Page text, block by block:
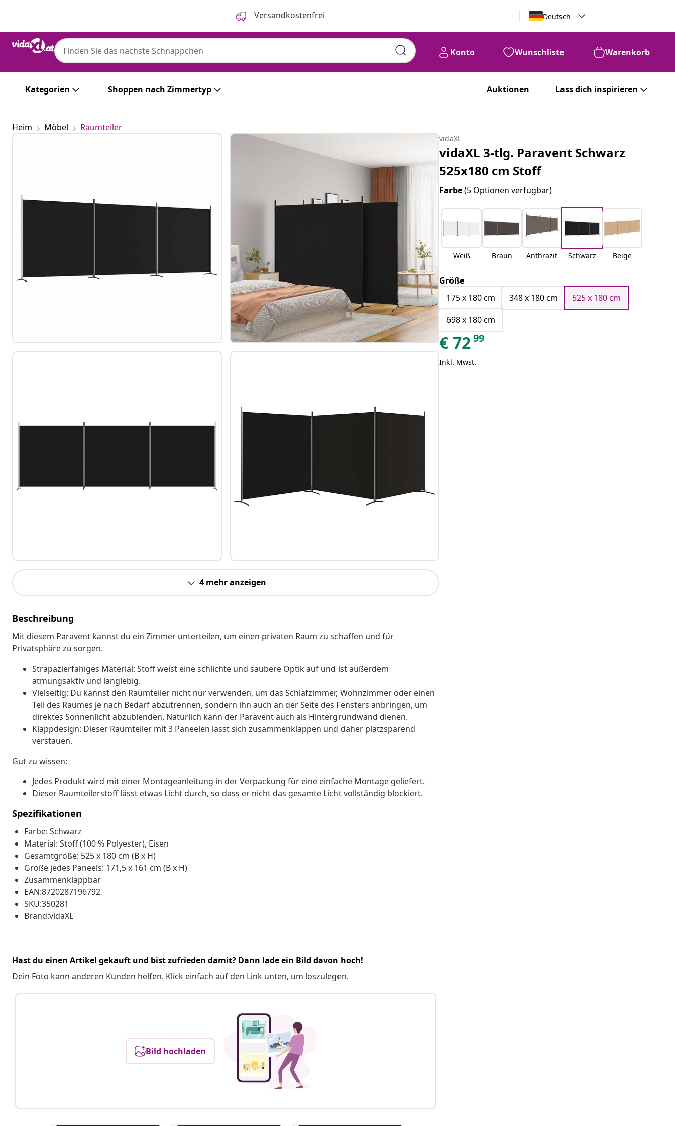
Versandkostenfrei Deutsch
Konto Wunschliste Warenkorb
Kategorien Shoppen nach Zimmertyp Auktionen Lass dich inspirieren
Heim Möbel Raumteiler
4 mehr anzeigen
Beschreibung
Mit diesem Paravent kannst du ein Zimmer unterteilen, um einen privaten Raum zu schaffen und für
Privatsphäre zu sorgen.
Strapazierfähiges Material: Stoff weist eine schlichte und saubere Optik auf und ist außerdem
atmungsaktiv und langlebig.
Vielseitig: Du kannst den Raumteiler nicht nur verwenden, um das Schlafzimmer, Wohnzimmer oder einen
Teil des Raumes je nach Bedarf abzutrennen, sondern ihn auch an der Seite des Fensters anbringen, um
direktes Sonnenlicht abzublenden. Natürlich kann der Paravent auch als Hintergrundwand dienen.
Klappdesign: Dieser Raumteiler mit 3 Paneelen lässt sich zusammenklappen und daher platzsparend
verstauen.
Gut zu wissen:
Jedes Produkt wird mit einer Montageanleitung in der Verpackung für eine einfache Montage geliefert.
Dieser Raumteilerstoff lässt etwas Licht durch, so dass er nicht das gesamte Licht vollständig blockiert.
Spezifikationen
Farbe: Schwarz
Material: Stoff (100 % Polyester), Eisen
Gesamtgröße: 525 x 180 cm (B x H)
Größe jedes Paneels: 171,5 x 161 cm (B x H)
Zusammenklappbar
EAN:8720287196792
SKU:350281
Brand:vidaXL
Hast du einen Artikel gekauft und bist zufrieden damit? Dann lade ein Bild davon hoch!
Dein Foto kann anderen Kunden helfen. Klick einfach auf den Link unten, um loszulegen.
Bild hochladen
vidaXL
vidaXL 3-tlg. Paravent Schwarz
525x180 cm Stoff
Farbe(5 Optionen verfügbar)
Weiß Braun Anthrazit Schwarz Beige
Größe
175 x 180 cm
348 x 180 cm
525 x 180 cm
698 x 180 cm
€7299
Inkl. Mwst.